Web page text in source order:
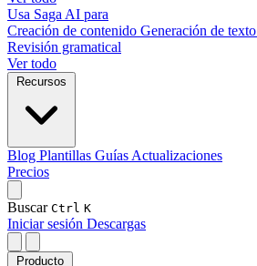
Usa Saga AI para
Creación de contenido Generación de texto
Revisión gramatical
Ver todo
Blog Plantillas Guías Actualizaciones
Precios
Buscar Ctrl K
Iniciar sesión Descargas